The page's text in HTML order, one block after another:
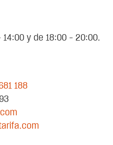
y de 18:00 – 20:00.
188